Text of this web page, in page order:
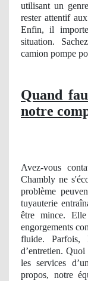
utilisant un
rester attentif
Enfin, il
situation.
camion pompe
Quand
notre
Avez-vous
Chambly ne
problème
tuyauterie
être mince. Elle
engorgements
fluide. Parfois,
d’entretien.
les services
propos, notre